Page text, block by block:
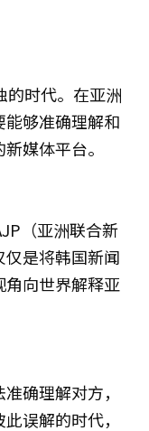
的时代。在亚洲
够准确理解和
媒体平台。
（亚洲联合新
是将韩国新闻
向世界解释亚
确理解对方，
误解的时代，